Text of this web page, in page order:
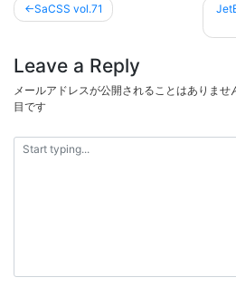
投
稿
ナ
ビ
ゲ
ー
シ
SaCSS vol.71
Leave a Reply
メールアドレスが公開されることはありませ
目です